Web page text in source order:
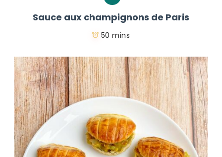
Sauce aux champignons de Paris
50 mins